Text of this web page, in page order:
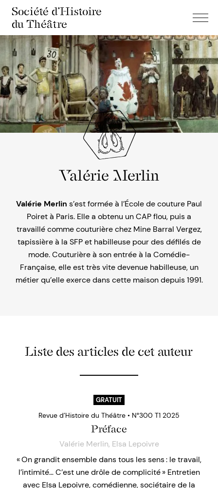
Société d'Histoire
du Théâtre
Valérie Merlin
Valérie Merlin s’est formée à l’École de couture Paul
Poiret à Paris. Elle a obtenu un CAP flou, puis a
travaillé comme couturière chez Mine Barral Vergez,
tapissière à la SFP et habilleuse pour des défilés de
mode. Couturière à son entrée à la Comédie-
Française, elle est très vite devenue habilleuse, un
métier qu’elle exerce dans cette maison depuis 1991.
Liste des articles de cet auteur
GRATUIT
Revue d’Histoire du Théâtre • N°300 T1 2025
Préface
Valérie Merlin, Elsa Lepoivre
« On grandit ensemble dans tous les sens : le travail,
l’intimité… C’est une drôle de complicité » Entretien
avec Elsa Lepoivre, comédienne, sociétaire de la